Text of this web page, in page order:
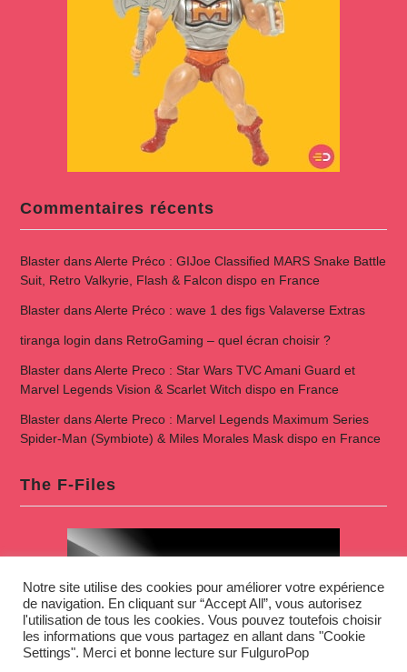
Commentaires récents
BlasterdansAlerte Préco : GIJoe Classified MARS Snake Battle
Suit, Retro Valkyrie, Flash & Falcon dispo en France
BlasterdansAlerte Préco : wave 1 des figs Valaverse Extras
tiranga login dans RetroGaming – quel écran choisir ?
BlasterdansAlerte Preco : Star Wars TVC Amani Guard et
Marvel Legends Vision & Scarlet Witch dispo en France
BlasterdansAlerte Preco : Marvel Legends Maximum Series
Spider-Man (Symbiote) & Miles Morales Mask dispo en France
The F-Files
Notre site utilise des cookies pour améliorer votre expérience
de navigation. En cliquant sur “Accept All”, vous autorisez
l'utilisation de tous les cookies. Vous pouvez toutefois choisir
les informations que vous partagez en allant dans "Cookie
Settings". Merci et bonne lecture sur FulguroPop